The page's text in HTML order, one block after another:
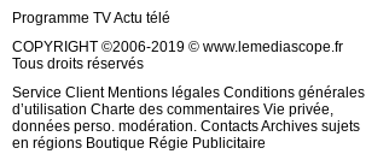
Programme TV Actu télé
COPYRIGHT ©2006-2019 © www.lemediascope.fr
Tous droits réservés
Service Client Mentions légales Conditions générales
d’utilisation Charte des commentaires Vie privée,
données perso. modération. Contacts Archives sujets
en régions Boutique Régie Publicitaire